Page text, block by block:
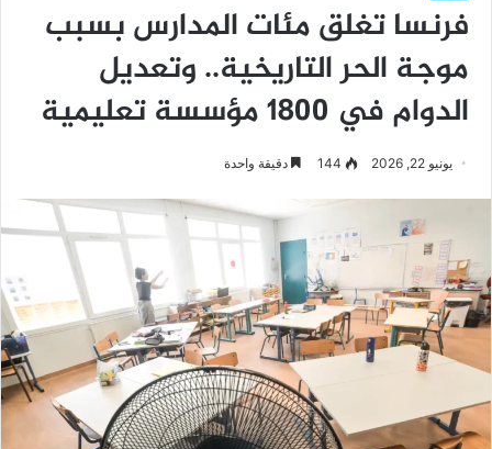
فرنسا تغلق مئات المدارس بسبب
موجة الحر التاريخية.. وتعديل
الدوام في 1800 مؤسسة تعليمية
يونيو 22, 2026 144 دقيقة واحدة